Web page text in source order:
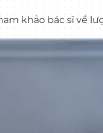
khảo bác sĩ về